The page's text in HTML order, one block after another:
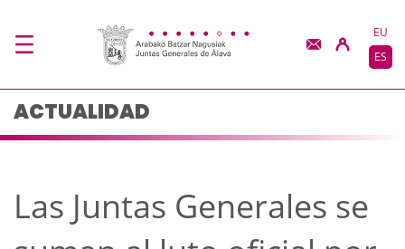
Las Juntas GeneralesEU
ES
ACTUALIDAD
Las Juntas Generales se